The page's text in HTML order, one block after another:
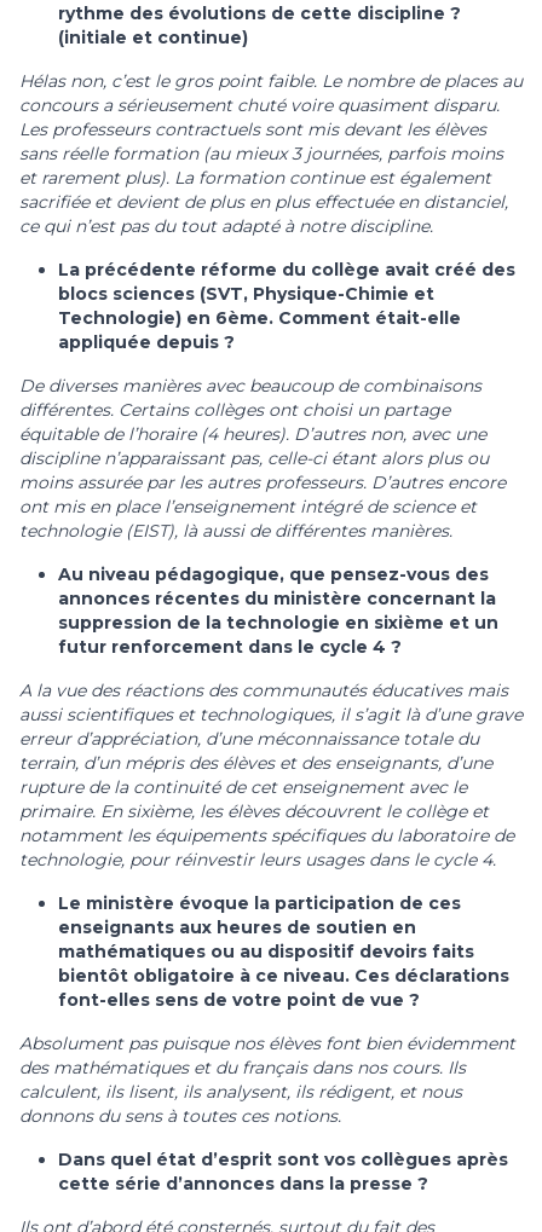
rythme des évolutions de cette discipline ?
(initiale et continue)
Hélas non, c’est le gros point faible. Le nombre de places au
concours a sérieusement chuté voire quasiment disparu.
Les professeurs contractuels sont mis devant les élèves
sans réelle formation (au mieux 3 journées, parfois moins
et rarement plus). La formation continue est également
sacrifiée et devient de plus en plus effectuée en distanciel,
ce qui n’est pas du tout adapté à notre discipline.
La précédente réforme du collège avait créé des
blocs sciences (SVT, Physique-Chimie et
Technologie) en 6ème. Comment était-elle
appliquée depuis ?
De diverses manières avec beaucoup de combinaisons
différentes. Certains collèges ont choisi un partage
équitable de l’horaire (4 heures). D’autres non, avec une
discipline n’apparaissant pas, celle-ci étant alors plus ou
moins assurée par les autres professeurs. D’autres encore
ont mis en place l’enseignement intégré de science et
technologie (EIST), là aussi de différentes manières.
Au niveau pédagogique, que pensez-vous des
annonces récentes du ministère concernant la
suppression de la technologie en sixième et un
futur renforcement dans le cycle 4 ?
A la vue des réactions des communautés éducatives mais
aussi scientifiques et technologiques, il s’agit là d’une grave
erreur d’appréciation, d’une méconnaissance totale du
terrain, d’un mépris des élèves et des enseignants, d’une
rupture de la continuité de cet enseignement avec le
primaire. En sixième, les élèves découvrent le collège et
notamment les équipements spécifiques du laboratoire de
technologie, pour réinvestir leurs usages dans le cycle 4.
Le ministère évoque la participation de ces
enseignants aux heures de soutien en
mathématiques ou au dispositif devoirs faits
bientôt obligatoire à ce niveau. Ces déclarations
font-elles sens de votre point de vue ?
Absolument pas puisque nos élèves font bien évidemment
des mathématiques et du français dans nos cours. Ils
calculent, ils lisent, ils analysent, ils rédigent, et nous
donnons du sens à toutes ces notions.
Dans quel état d’esprit sont vos collègues après
cette série d’annonces dans la presse ?
Ils ont d’abord été consternés, surtout du fait des